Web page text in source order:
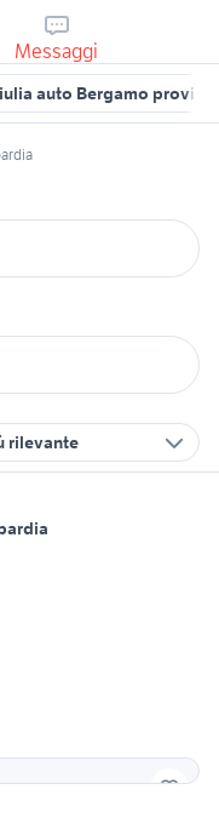
Messaggi
auto Bergamo
rilevante